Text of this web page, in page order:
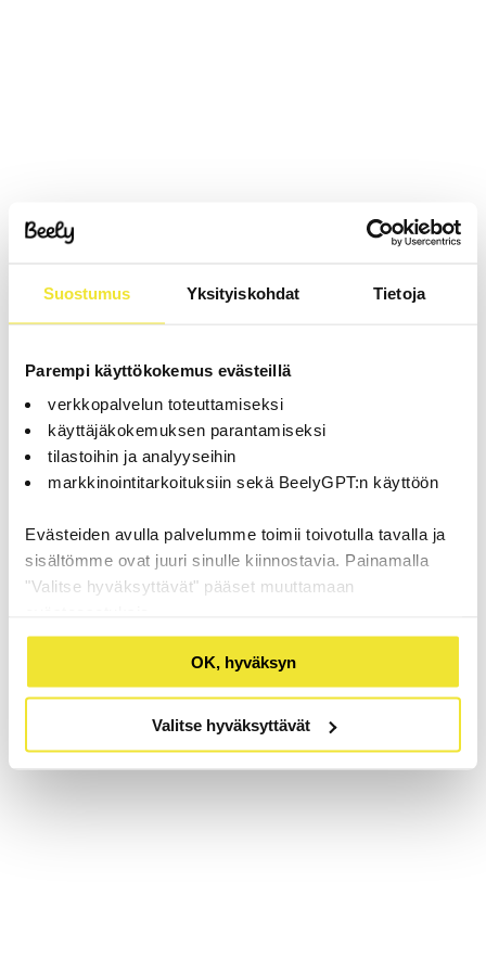
Suostumus Yksityiskohdat Tietoja
Parempi käyttökokemus evästeillä
verkkopalvelun toteuttamiseksi
käyttäjäkokemuksen parantamiseksi
tilastoihin ja analyyseihin
markkinointitarkoituksiin sekä BeelyGPT:n käyttöön
Evästeiden avulla palvelumme toimii toivotulla tavalla ja
sisältömme ovat juuri sinulle kiinnostavia. Painamalla
"Valitse hyväksyttävät" pääset muuttamaan
OK, hyväksyn
Valitse hyväksyttävät